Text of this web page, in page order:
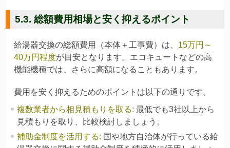
5.3. 総額費用相場と安く抑えるポイント
給湯器交換の総額費用（本体＋工事費）は、 15万円～
40万円程度が目安となります。エコキュートなどの高
機能機種では、さらに高額になることもあります。
費用を安く抑えるためのポイントは以下の通りです。
複数業者から相見積もりを取る: 最低でも3社以上から
見積もりを取り、比較検討しましょう。
補助金制度を活用する: 国や地方自治体が行っている給